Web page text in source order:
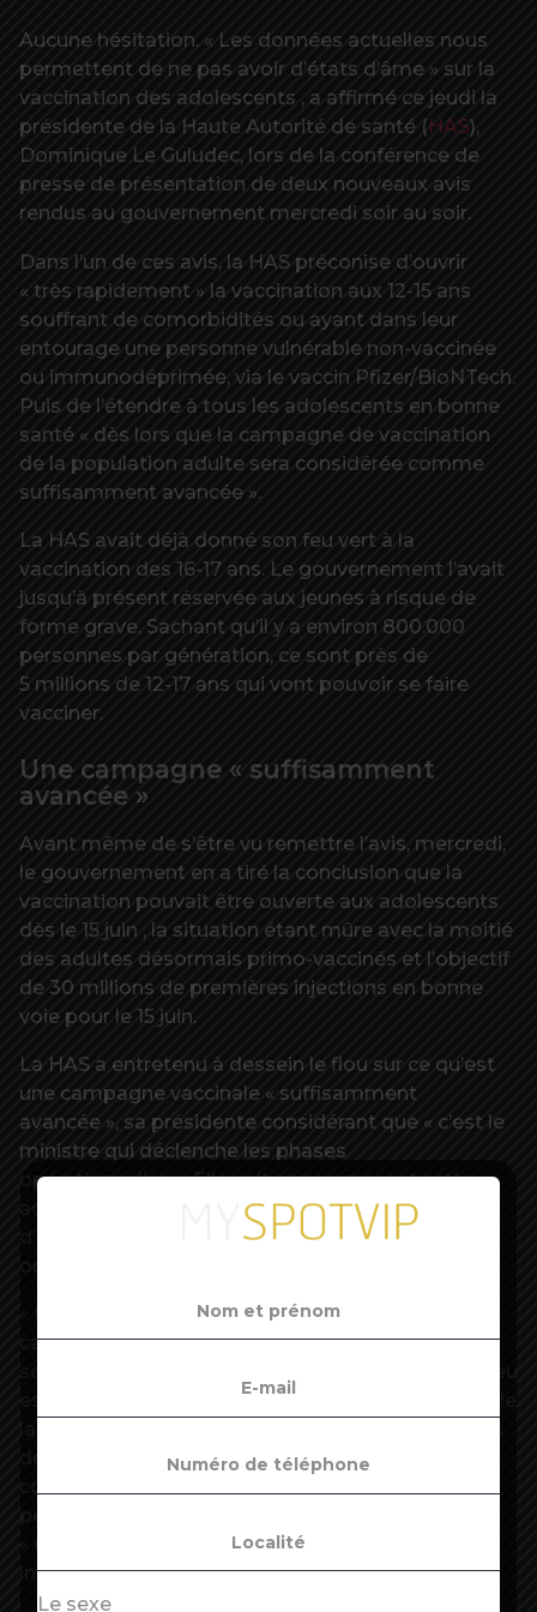
Aucune hésitation. « Les données actuelles nous
permettent de ne pas avoir d’états d’âme » sur la
vaccination des adolescents , a affirmé ce jeudi la
présidente de la Haute Autorité de santé ( HAS),
Dominique Le Guludec, lors de la conférence de
presse de présentation de deux nouveaux avis
rendus au gouvernement mercredi soir au soir.
Dans l’un de ces avis, la HAS préconise d’ouvrir
« très rapidement » la vaccination aux 12-15 ans
souffrant de comorbidités ou ayant dans leur
entourage une personne vulnérable non-vaccinée
ou immunodéprimée, via le vaccin Pfizer/BioNTech.
Puis de l’étendre à tous les adolescents en bonne
santé « dès lors que la campagne de vaccination
de la population adulte sera considérée comme
suffisamment avancée ».
La HAS avait déjà donné son feu vert à la
vaccination des 16-17 ans. Le gouvernement l’avait
jusqu’à présent réservée aux jeunes à risque de
forme grave. Sachant qu’il y a environ 800.000
personnes par génération, ce sont près de
5 millions de 12-17 ans qui vont pouvoir se faire
vacciner.
Une campagne « suffisamment
avancée »
Avant même de s’être vu remettre l’avis, mercredi,
le gouvernement en a tiré la conclusion que la
vaccination pouvait être ouverte aux adolescents
dès le 15 juin , la situation étant mûre avec la moitié
des adultes désormais primo-vaccinés et l’objectif
de 30 millions de premières injections en bonne
voie pour le 15 juin.
La HAS a entretenu à dessein le flou sur ce qu’est
une campagne vaccinale « suffisamment
avancée », sa présidente considérant que « c’est le
ministre qui déclenche les phases
opérationnelles ». Elle voit apparemment cette
accélération d’un bon oeil, même s’il n’y a plus
d’ordres de passage, tel que les 16-17 ans d’abord,
« La préconisation de priorisation du début de
campagne a quand même très bien fonctionné, a
est différent : c’est d’obtenir la couverture vaccinale
démarches complémentaires, le « qualitatif », qui
« quantitatif », en vaccinant « la part la plus
importante possible des plus de 12 ans ».
Le sexe